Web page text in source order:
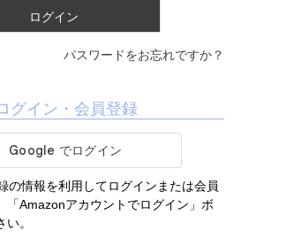
ログイン
パスワードをお忘れですか？
グイン・会員登録
の情報を利用してログインまたは会員
「Amazonアカウントでログイン」ボ
。